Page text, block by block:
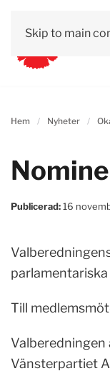
Skip to main
Hem Nyheter
Publicerad:16
Till
Valberedningen
Vänsterpartiet